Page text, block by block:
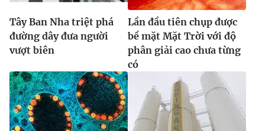
Tây Ban Nha triệt phá
đường dây đưa người
vượt biên
Lần đầu tiên chụp được
bề mặt Mặt Trời với độ
phân giải cao chưa từng
có